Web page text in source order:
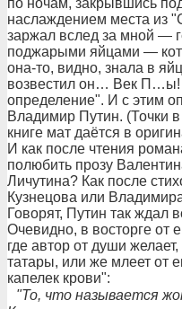
по ночам, закрывшись
наслаждением места из
заржал вслед за мной
поджарыми яйцами —
она-то, видно, знала в
возвестил он… Век
определение". И с этим
Владимир Путин. (Точки
книге мат даётся в
И как после чтения
полюбить прозу
Личутина? Как после
Кузнецова или
Говорят, Путин так ждал
Очевидно, в восторге от
где автор от души
татары, или же млеет от
капелек крови":
"То, что называется